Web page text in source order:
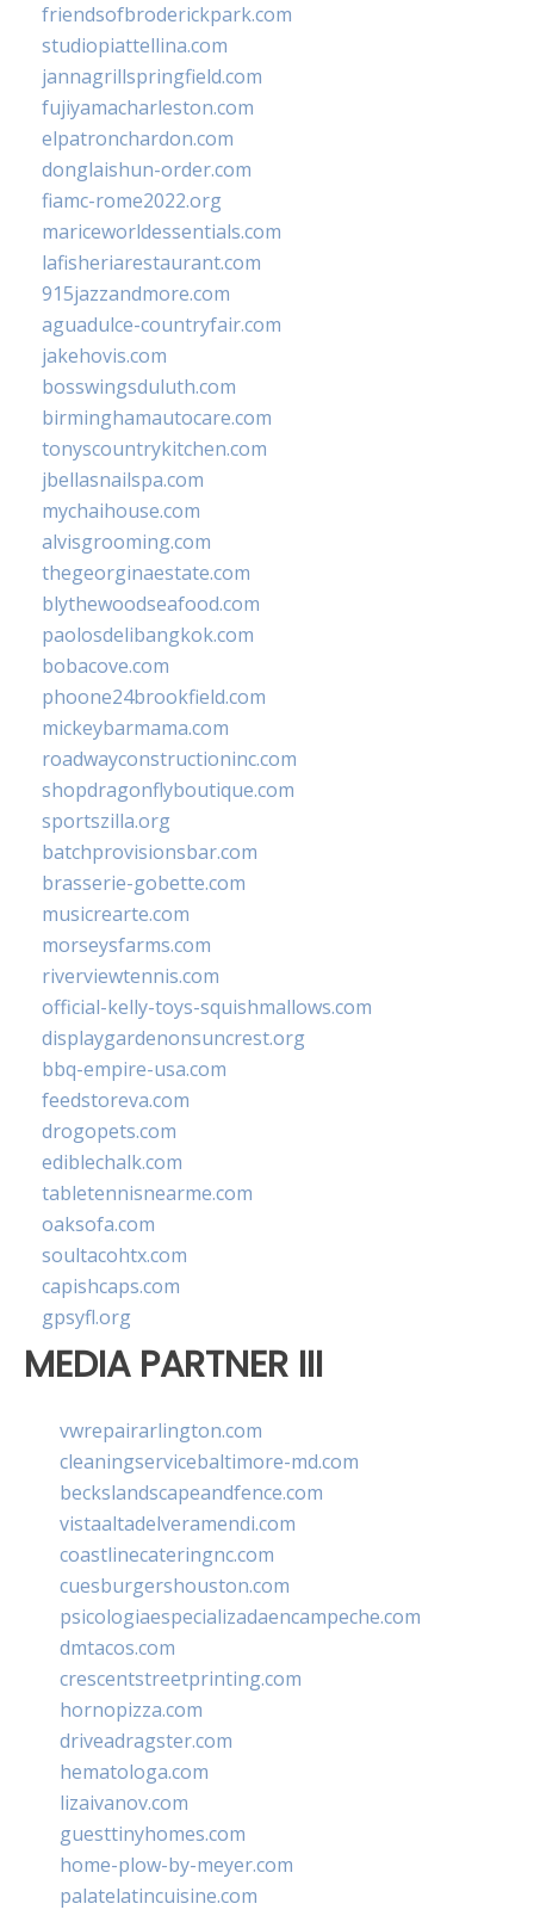
friendsofbroderickpark.com
studiopiattellina.com
jannagrillspringfield.com
fujiyamacharleston.com
elpatronchardon.com
donglaishun-order.com
fiamc-rome2022.org
mariceworldessentials.com
lafisheriarestaurant.com
915jazzandmore.com
aguadulce-countryfair.com
jakehovis.com
bosswingsduluth.com
birminghamautocare.com
tonyscountrykitchen.com
jbellasnailspa.com
mychaihouse.com
alvisgrooming.com
thegeorginaestate.com
blythewoodseafood.com
paolosdelibangkok.com
bobacove.com
phoone24brookfield.com
mickeybarmama.com
roadwayconstructioninc.com
shopdragonflyboutique.com
sportszilla.org
batchprovisionsbar.com
brasserie-gobette.com
musicrearte.com
morseysfarms.com
riverviewtennis.com
official-kelly-toys-squishmallows.com
displaygardenonsuncrest.org
bbq-empire-usa.com
feedstoreva.com
drogopets.com
ediblechalk.com
tabletennisnearme.com
oaksofa.com
soultacohtx.com
capishcaps.com
gpsyfl.org
MEDIA PARTNER III
vwrepairarlington.com
cleaningservicebaltimore-md.com
beckslandscapeandfence.com
vistaaltadelveramendi.com
coastlinecateringnc.com
cuesburgershouston.com
psicologiaespecializadaencampeche.com
dmtacos.com
crescentstreetprinting.com
hornopizza.com
driveadragster.com
hematologa.com
lizaivanov.com
guesttinyhomes.com
home-plow-by-meyer.com
palatelatincuisine.com